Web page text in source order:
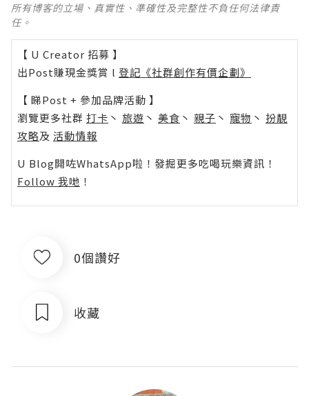
所有博客的立場、真實性、準確性及完整性不負任何法律責
任。
【 U Creator 招募 】
出Post賺現金獎賞 l 登記《社群創作有價企劃》
【 睇Post + 參加品牌活動 】
瀏覽更多社群 打卡 丶 旅遊 丶 美食 丶 親子 丶 寵物 丶 扮靚
攻略及 活動情報
U Blog開咗WhatsApp啦！發掘更多吃喝玩樂資訊！
Follow 我哋 ！
0個讚好
收藏